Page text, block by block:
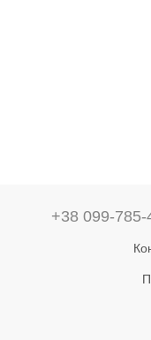
+38 099-785-